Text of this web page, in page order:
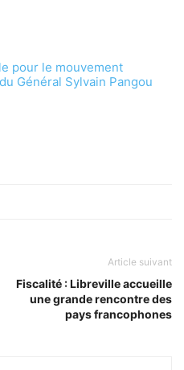
pour le mouvement
Général Sylvain Pangou
Article suivant
Fiscalité : Libreville accueille
une grande rencontre des
pays francophones